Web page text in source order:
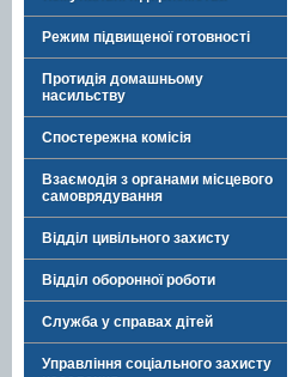
Режим підвищеної готовності
Протидія домашньому
насильству
Спостережна комісія
Взаємодія з органами місцевого
самоврядування
Відділ цивільного захисту
Відділ оборонної роботи
Служба у справах дітей
Управління соціального захисту